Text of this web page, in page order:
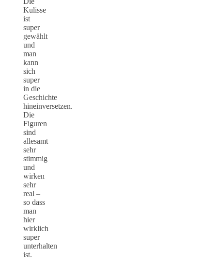
Kulisse
ist
super
gewählt
und
man
kann
sich
super
in die
Geschichte
hineinversetzen.
Die
Figuren
sind
allesamt
sehr
stimmig
und
wirken
sehr
real –
so dass
man
hier
wirklich
super
unterhalten
ist.